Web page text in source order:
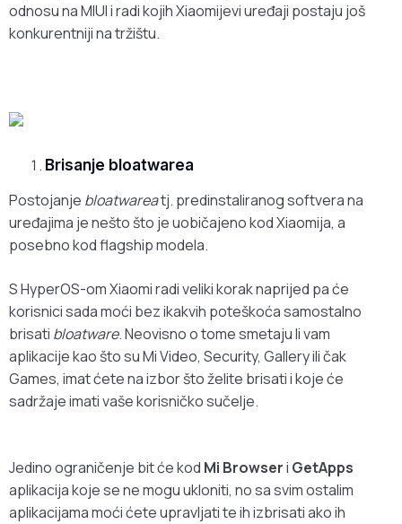
odnosu na MIUI i radi kojih Xiaomijevi uređaji postaju još
konkurentniji na tržištu.
Brisanje bloatwarea
Postojanje bloatwareatj. predinstaliranog softvera na
uređajima je nešto što je uobičajeno kod Xiaomija, a
posebno kod flagship modela.
S HyperOS-om Xiaomi radi veliki korak naprijed pa će
korisnici sada moći bez ikakvih poteškoća samostalno
brisati bloatware. Neovisno o tome smetaju li vam
aplikacije kao što su Mi Video, Security, Gallery ili čak
Games, imat ćete na izbor što želite brisati i koje će
sadržaje imati vaše korisničko sučelje.
Jedino ograničenje bit će kod Mi Browseri GetApps
aplikacija koje se ne mogu ukloniti, no sa svim ostalim
aplikacijama moći ćete upravljati te ih izbrisati ako ih